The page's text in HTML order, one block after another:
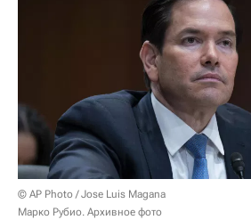
© AP Photo / Jose Luis Magana
Марко Рубио. Архивное фото